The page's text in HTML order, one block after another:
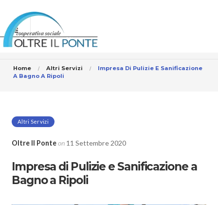
Home Altri Servizi
Impresa Di Pulizie E Sanificazione
A Bagno A Ripoli
Altri Servizi
Oltre Il Ponteon 11 Settembre 2020
Impresa di Pulizie e Sanificazione a
Bagno a Ripoli